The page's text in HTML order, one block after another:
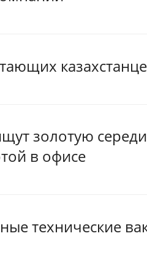
золотую
в офисе
технические